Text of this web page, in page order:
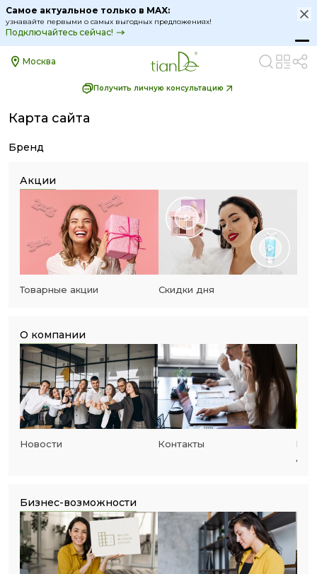
Самое актуальное только в MAX:
узнавайте первыми о самых выгодных предложениях!
Подключайтесь сейчас!
Москва
Получить личную консультацию
Карта сайта
Бренд
Акции
Товарные акции Скидки дня
О компании
Новости Контакты
Бизнес-возможности